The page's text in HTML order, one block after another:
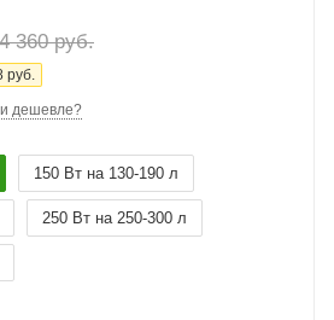
4 360руб.
руб.
дешевле?
150 Вт на 130-190 л
250 Вт на 250-300 л